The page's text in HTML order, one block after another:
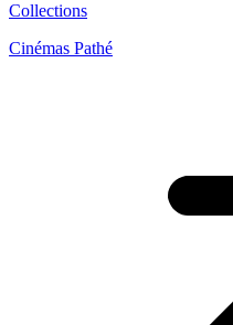
Collections
Cinémas Pathé